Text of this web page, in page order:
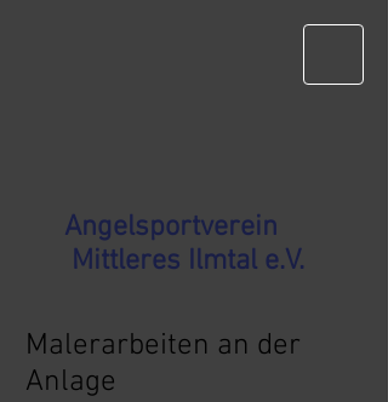
Angelsportverein
Mittleres Ilmtal e.V.
Malerarbeiten an der
Anlage